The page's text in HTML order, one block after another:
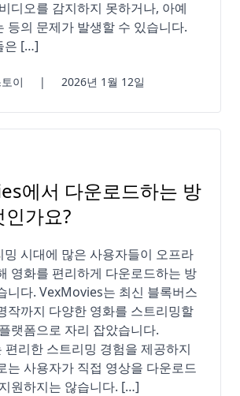
디오를 감지하지 못하거나, 아예
등의 문제가 발생할 수 있습니다.
은 […]
이 | 2026년 1월 12일
에서 다운로드하는 방
가요?
밍 시대에 많은 사용자들이 오프라
영화를 편리하게 다운로드하는 방
니다. VexMovies는 최신 블록버스
작까지 다양한 영화를 스트리밍할
랫폼으로 자리 잡았습니다.
리한 스트리밍 경험을 제공하지
는 사용자가 직접 영상을 다운로드
원하지는 않습니다. […]